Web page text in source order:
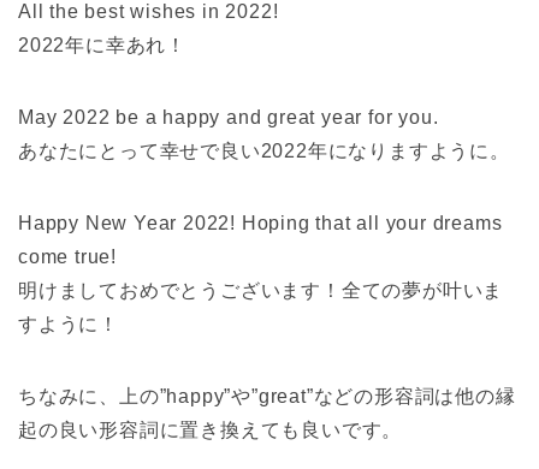
All the best wishes in 2022!
2022年に幸あれ！
May 2022 be a happy and great year for you.
あなたにとって幸せで良い2022年になりますように。
Happy New Year 2022! Hoping that all your dreams
come true!
明けましておめでとうございます！全ての夢が叶いま
すように！
ちなみに、上の”happy”や”great”などの形容詞は他の縁
起の良い形容詞に置き換えても良いです。